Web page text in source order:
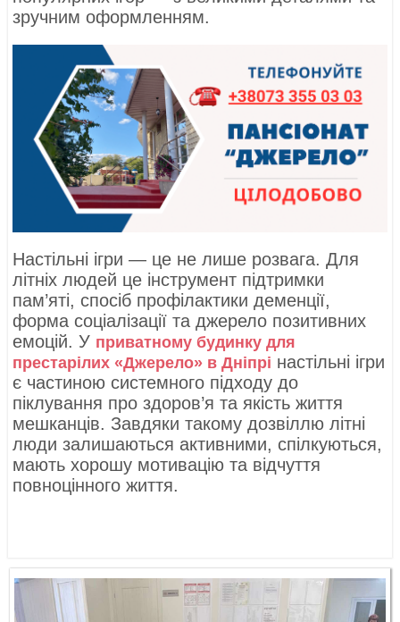
зручним оформленням.
Настільні ігри — це не лише розвага. Для
літніх людей це інструмент підтримки
пам’яті, спосіб профілактики деменції,
форма соціалізації та джерело позитивних
емоцій. У приватному будинку для
престарілих «Джерело» в Дніпрі настільні ігри
є частиною системного підходу до
піклування про здоров’я та якість життя
мешканців. Завдяки такому дозвіллю літні
люди залишаються активними, спілкуються,
мають хорошу мотивацію та відчуття
повноцінного життя.